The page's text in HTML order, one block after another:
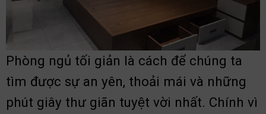
Phòng ngủ tối giản là cách để chúng ta
tìm được sự an yên, thoải mái và những
phút giây thư giãn tuyệt vời nhất. Chính vì